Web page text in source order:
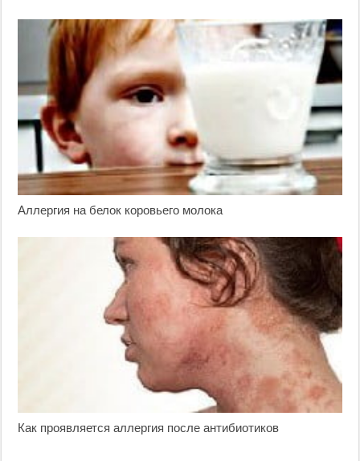
Аллергия на белок коровьего молока
Как проявляется аллергия после антибиотиков